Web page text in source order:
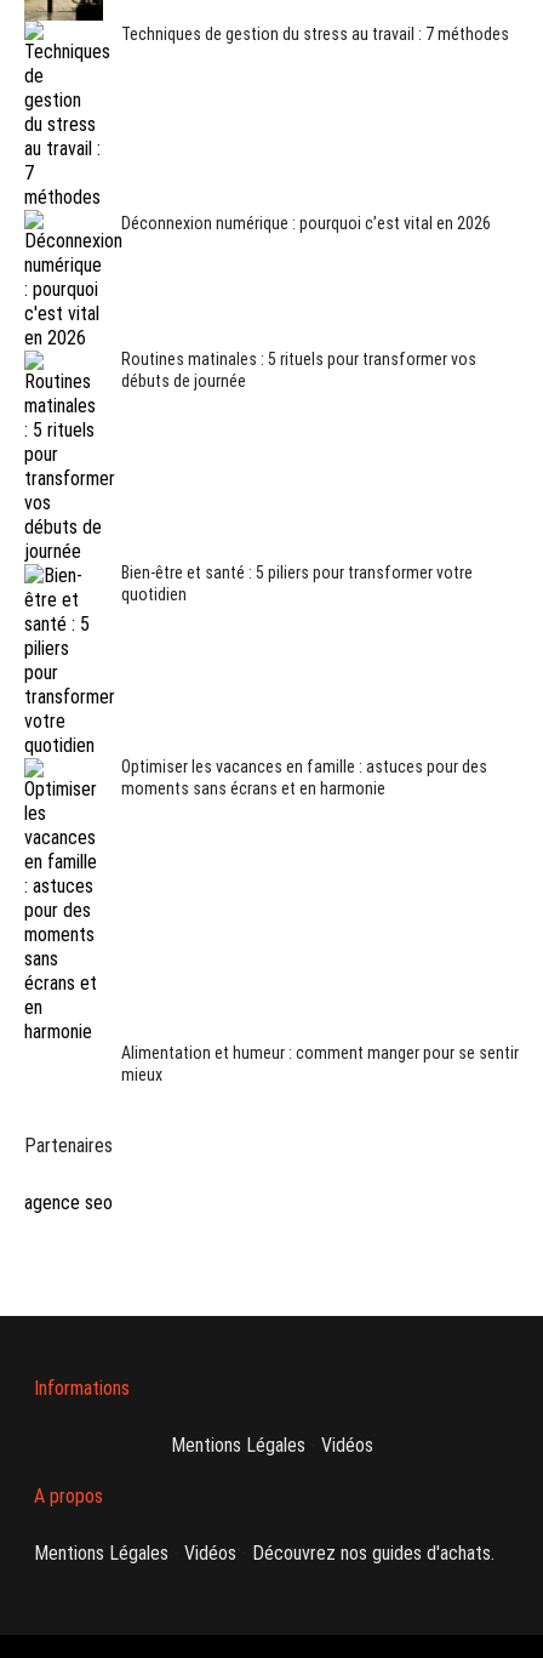
Techniques de gestion du stress au travail : 7 méthodes
Déconnexion numérique : pourquoi c’est vital en 2026
Routines matinales : 5 rituels pour transformer vos
débuts de journée
Bien-être et santé : 5 piliers pour transformer votre
quotidien
Optimiser les vacances en famille : astuces pour des
moments sans écrans et en harmonie
Alimentation et humeur : comment manger pour se sentir
mieux
Partenaires
agence seo
Informations
Mentions Légales Vidéos
A propos
Mentions Légales Vidéos Découvrez nos guides d'achats.